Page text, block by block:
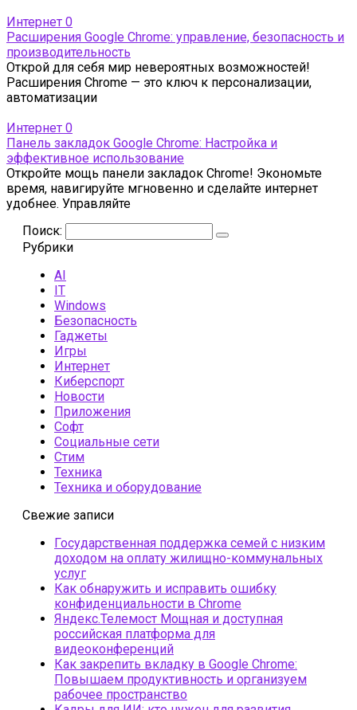
Интернет 0
Расширения Google Chrome: управление, безопасность и
производительность
Открой для себя мир невероятных возможностей!
Расширения Chrome — это ключ к персонализации,
автоматизации
Интернет 0
Панель закладок Google Chrome: Настройка и
эффективное использование
Откройте мощь панели закладок Chrome! Экономьте
время, навигируйте мгновенно и сделайте интернет
удобнее. Управляйте
Поиск:
Рубрики
AI
IT
Windows
Безопасность
Гаджеты
Игры
Интернет
Киберспорт
Новости
Приложения
Софт
Социальные сети
Стим
Техника
Техника и оборудование
Свежие записи
Государственная поддержка семей с низким
доходом на оплату жилищно-коммунальных
услуг
Как обнаружить и исправить ошибку
конфиденциальности в Chrome
Яндекс.Телемост Мощная и доступная
российская платформа для
видеоконференций
Как закрепить вкладку в Google Chrome:
Повышаем продуктивность и организуем
рабочее пространство